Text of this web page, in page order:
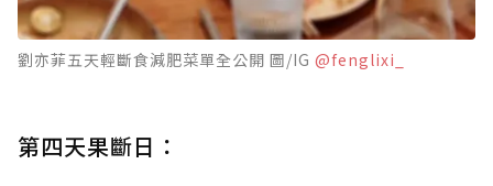
劉亦菲五天輕斷食減肥菜單全公開 圖/IG @fenglixi_
第四天果斷日：